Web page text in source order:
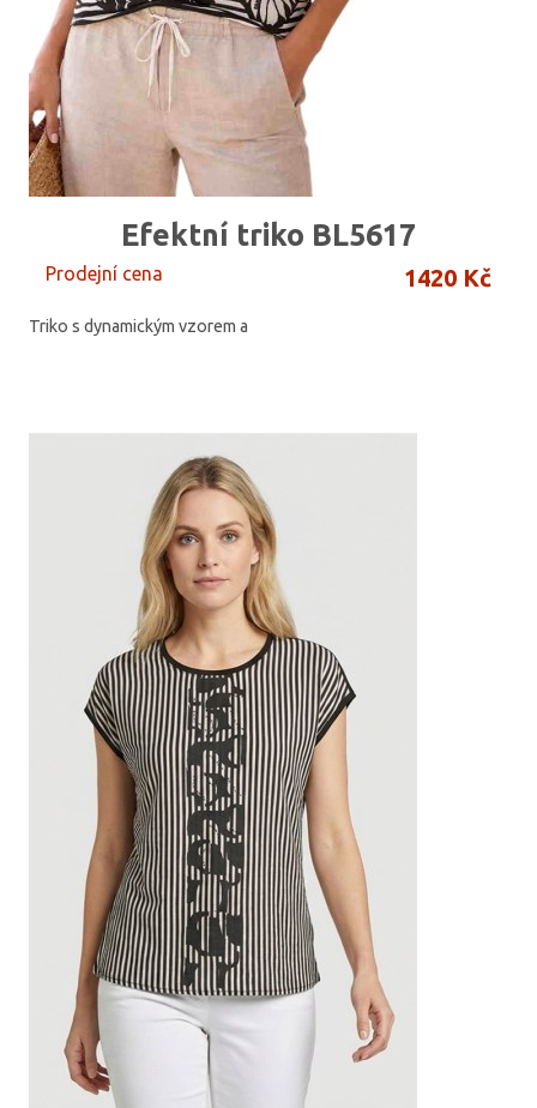
Efektní triko BL5617
Prodejní cena 1420 Kč
Triko s dynamickým vzorem a